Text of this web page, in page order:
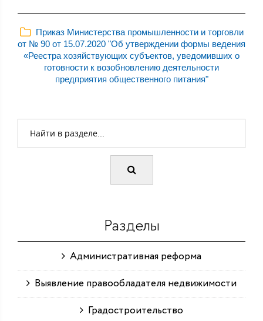
Приказ Министерства промышленности и торговли
от № 90 от 15.07.2020 "Об утверждении формы ведения
«Реестра хозяйствующих субъектов, уведомивших о
готовности к возобновлению деятельности
предприятия общественного питания"
Разделы
Административная реформа
Выявление правообладателя недвижимости
Градостроительство